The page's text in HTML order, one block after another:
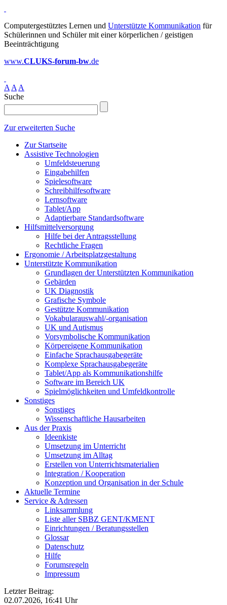
Computergestütztes Lernen und Unterstützte Kommunikation für
Schülerinnen und Schüler mit einer körperlichen / geistigen
Beeinträchtigung
www.CLUKS-forum-bw.de
A A A
Suche
Zur erweiterten Suche
Zur Startseite
Assistive Technologien
Umfeldsteuerung
Eingabehilfen
Spielesoftware
Schreibhilfesoftware
Lernsoftware
Tablet/App
Adaptierbare Standardsoftware
Hilfsmittelversorgung
Hilfe bei der Antragsstellung
Rechtliche Fragen
Ergonomie / Arbeitsplatzgestaltung
Unterstützte Kommunikation
Grundlagen der Unterstützten Kommunikation
Gebärden
UK Diagnostik
Grafische Symbole
Gestützte Kommunikation
Vokabularauswahl/-organisation
UK und Autismus
Vorsymbolische Kommunikation
Körpereigene Kommunikation
Einfache Sprachausgabegeräte
Komplexe Sprachausgabegeräte
Tablet/App als Kommunikationshilfe
Software im Bereich UK
Spielmöglichkeiten und Umfeldkontrolle
Sonstiges
Sonstiges
Wissenschaftliche Hausarbeiten
Aus der Praxis
Ideenkiste
Umsetzung im Unterricht
Umsetzung im Alltag
Erstellen von Unterrichtsmaterialien
Integration / Kooperation
Konzeption und Organisation in der Schule
Aktuelle Termine
Service & Adressen
Linksammlung
Liste aller SBBZ GENT/KMENT
Einrichtungen / Beratungsstellen
Glossar
Datenschutz
Hilfe
Forumsregeln
Impressum
Letzter Beitrag:
02.07.2026, 16:41 Uhr